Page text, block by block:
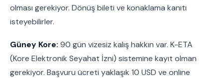
olması gerekiyor. Dönüş bileti ve konaklama kanıtı
isteyebilirler.
Güney Kore: 90 gün vizesiz kalış hakkın var. K-ETA
(Kore Elektronik Seyahat İzni) sistemine kayıt olman
gerekiyor. Başvuru ücreti yaklaşık 10 USD ve online